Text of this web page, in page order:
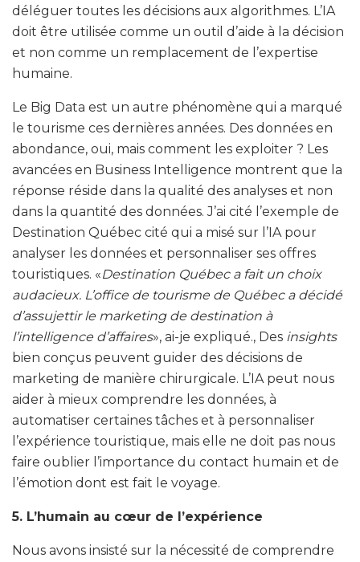
déléguer toutes les décisions aux algorithmes. L’IA
doit être utilisée comme un outil d’aide à la décision
et non comme un remplacement de l’expertise
humaine.
Le Big Data est un autre phénomène qui a marqué
le tourisme ces dernières années. Des données en
abondance, oui, mais comment les exploiter ? Les
avancées en Business Intelligence montrent que la
réponse réside dans la qualité des analyses et non
dans la quantité des données. J’ai cité l’exemple de
Destination Québec cité qui a misé sur l’IA pour
analyser les données et personnaliser ses offres
touristiques. «Destination Québec a fait un choix
audacieux. L’office de tourisme de Québec a décidé
d’assujettir le marketing de destination à
l’intelligence d’affaires», ai-je expliqué., Des insights
bien conçus peuvent guider des décisions de
marketing de manière chirurgicale. L’IA peut nous
aider à mieux comprendre les données, à
automatiser certaines tâches et à personnaliser
l’expérience touristique, mais elle ne doit pas nous
faire oublier l’importance du contact humain et de
l’émotion dont est fait le voyage.
5. L’humain au cœur de l’expérience
Nous avons insisté sur la nécessité de comprendre